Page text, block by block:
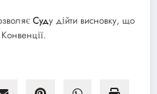
Суду дійти висновку, що